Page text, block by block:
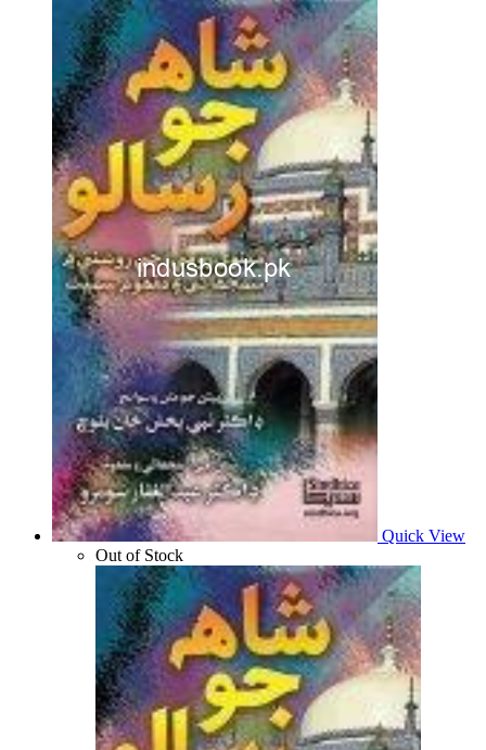
Quick View
Out of Stock